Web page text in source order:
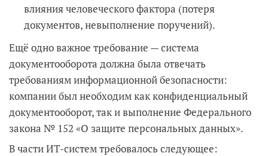
влияния человеческого фактора (потеря
документов, невыполнение поручений).
Ещё одно важное требование — система
документооборота должна была отвечать
требованиям информационной безопасности:
компании был необходим как конфиденциальный
документооборот, так и выполнение Федерального
закона № 152 «О защите персональных данных».
В части ИТ-систем требовалось следующее: